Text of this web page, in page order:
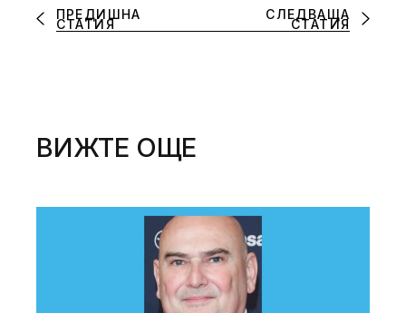
ПРЕДИШНА
СТАТИЯ
СЛЕДВАЩА
СТАТИЯ
ВИЖТЕ ОЩЕ